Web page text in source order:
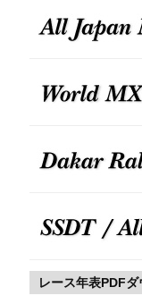
レース年表PDF